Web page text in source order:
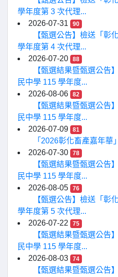
學年度第 3 次代理...
2026-07-31
90
【甄選公告】檢送「彰
學年度第 4 次代理...
2026-07-20
88
【甄選結果暨甄選公告
民中學 115 學年度...
2026-08-06
82
【甄選結果暨甄選公告
民中學 115 學年度...
2026-07-09
81
「2026彰化畜產嘉年華
2026-07-30
78
【甄選結果暨甄選公告
民中學 115 學年度...
2026-08-05
76
【甄選公告】檢送「彰
學年度第 5 次代理...
2026-07-22
75
【甄選結果暨甄選公告
民中學 115 學年度...
2026-08-03
74
【甄選結果暨甄選公告